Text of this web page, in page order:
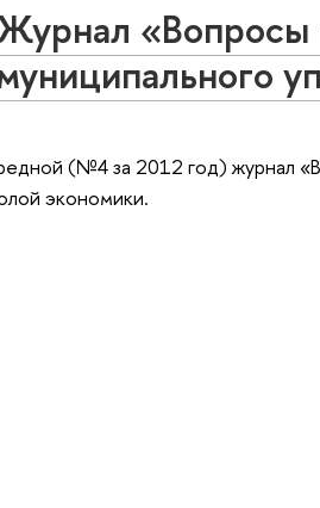
«Вопросы
(№4 за 2012 год) журнал
экономики.